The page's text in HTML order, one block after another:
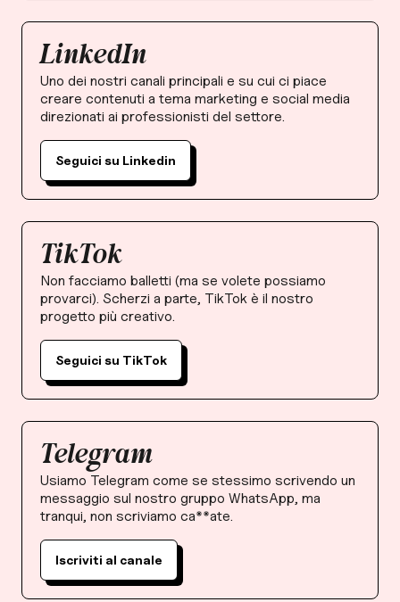
LinkedIn
Uno dei nostri canali principali e su cui ci piace
creare contenuti a tema marketing e social media
direzionati ai professionisti del settore.
Seguici su Linkedin
TikTok
Non facciamo balletti (ma se volete possiamo
provarci). Scherzi a parte, TikTok è il nostro
progetto più creativo.
Seguici su TikTok
Telegram
Usiamo Telegram come se stessimo scrivendo un
messaggio sul nostro gruppo WhatsApp, ma
tranqui, non scriviamo ca**ate.
Iscriviti al canale